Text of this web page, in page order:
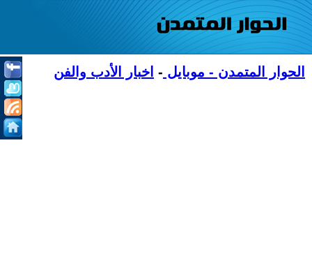
الحوار المتمدن - موبايل - اخبار الأدب والفن